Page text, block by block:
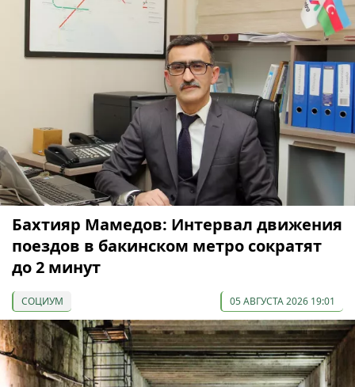
Бахтияр Мамедов: Интервал движения
поездов в бакинском метро сократят
до 2 минут
СОЦИУМ 05 АВГУСТА 2026 19:01